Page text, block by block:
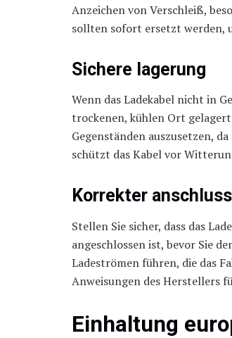
Anzeichen von Verschleiß,
sollten sofort ersetzt werden,
Sichere lagerung
Wenn das Ladekabel nicht in
trockenen, kühlen Ort gelagert
Gegenständen auszusetzen,
schützt das Kabel vor
Korrekter anschluss
Stellen Sie sicher, dass das
angeschlossen ist, bevor Sie
Ladeströmen führen, die das
Anweisungen des Herstellers
Einhaltung